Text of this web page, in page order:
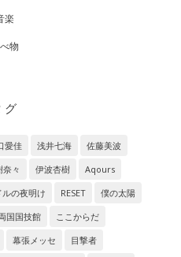
楽
物
グ
愛佳 浅井七海
佐藤美波
奈々 伊波杏樹
Aqours
ルの夜明け RESET
僕の太陽
国国技館
ここからだ
幕張メッセ
目撃者